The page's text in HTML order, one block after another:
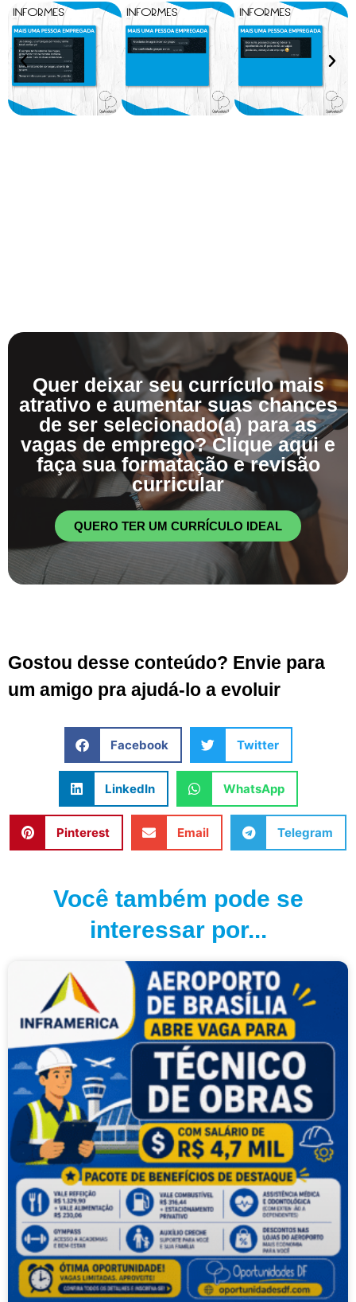
Quer deixar seu currículo mais
atrativo e aumentar suas chances
de ser selecionado(a) para as
vagas de emprego? Clique aqui e
faça sua formatação e revisão
curricular
QUERO TER UM CURRÍCULO IDEAL
Gostou desse conteúdo? Envie para
um amigo pra ajudá-lo a evoluir
Facebook Twitter
LinkedIn WhatsApp
Pinterest Email Telegram
Você também pode se
interessar por...